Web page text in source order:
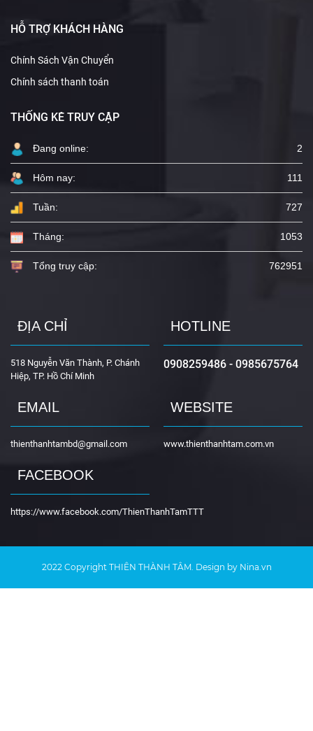
HỖ TRỢ KHÁCH HÀNG
Chính Sách Vận Chuyển
Chính sách thanh toán
THỐNG KÊ TRUY CẬP
Đang online: 2
Hôm nay: 111
Tuần: 727
Tháng: 1053
Tổng truy cập: 762951
ĐỊA CHỈ
518 Nguyễn Văn Thành, P. Chánh
Hiệp, TP. Hồ Chí Minh
HOTLINE
0908259486 - 0985675764
EMAIL
thienthanhtambd@gmail.com
WEBSITE
www.thienthanhtam.com.vn
FACEBOOK
https://www.facebook.com/ThienThanhTamTTT
2022 Copyright THIÊN THÀNH TÂM. Design by Nina.vn